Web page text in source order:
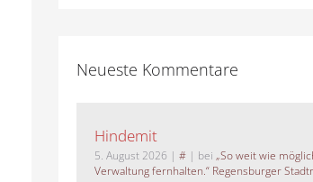
Neueste Kommentare
Hindemit
5. August 2026 | #| bei „So weit wie
Verwaltung fernhalten.“ Regensburger